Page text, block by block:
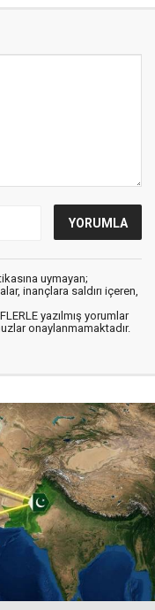
uymayan;
inançlara saldırı içeren,
yazılmış yorumlar
onaylanmamaktadır.